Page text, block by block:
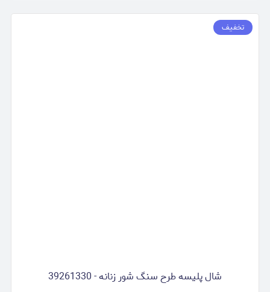
تخفیف
شال پلیسه طرح سنگ شور زنانه - 39261330